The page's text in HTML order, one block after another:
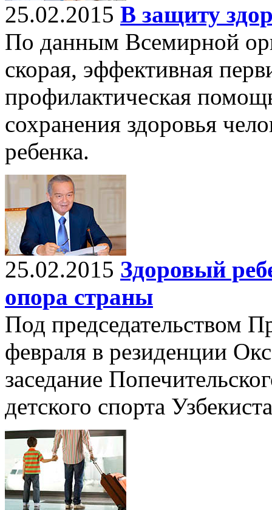
25.02.2015 В защиту
По данным Всемирной
скорая, эффективная
профилактическая
сохранения здоровья
ребенка.
25.02.2015 Здоровый
опора страны
Под председательством
февраля в резиденции
заседание
детского спорта